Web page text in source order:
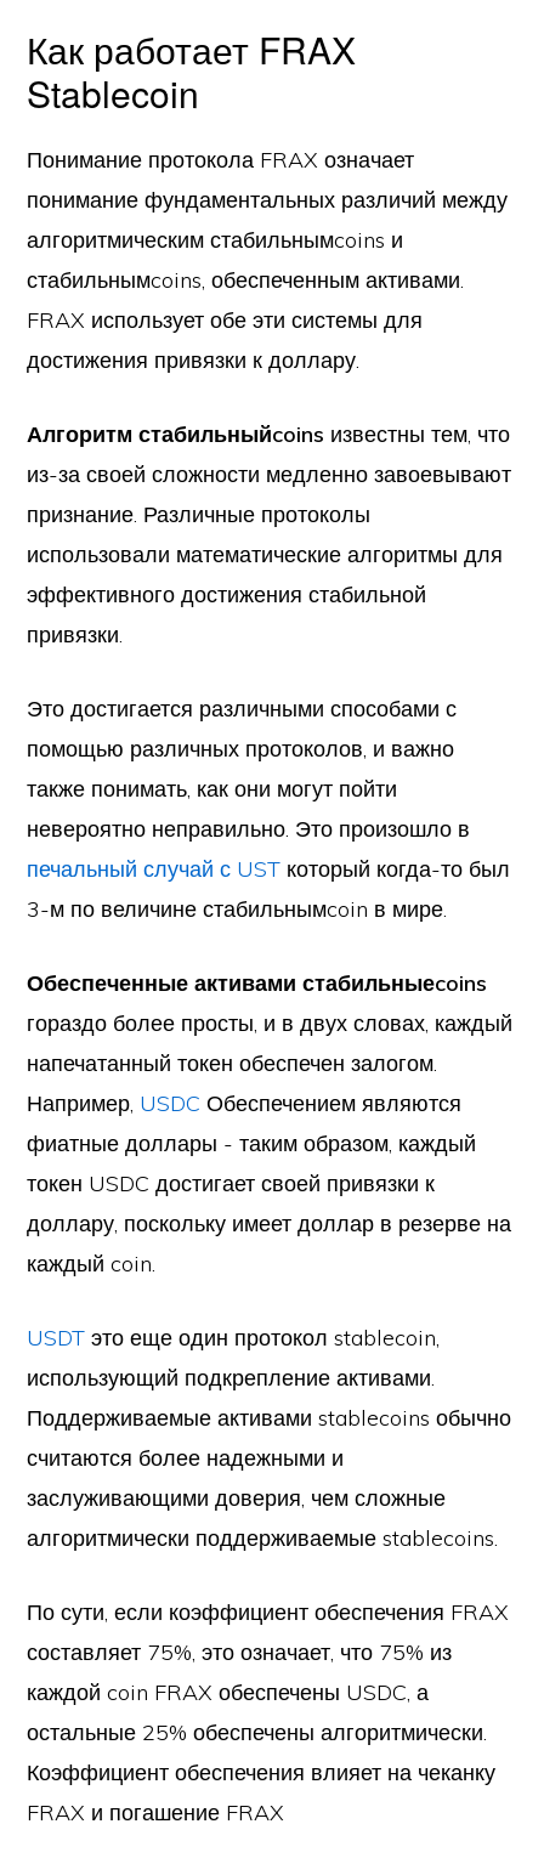
Как работает FRAX
Stablecoin
Понимание протокола FRAX означает
понимание фундаментальных различий между
алгоритмическим стабильнымcoins и
стабильнымcoins, обеспеченным активами.
FRAX использует обе эти системы для
достижения привязки к доллару.
Алгоритм стабильныйcoins известны тем, что
из-за своей сложности медленно завоевывают
признание. Различные протоколы
использовали математические алгоритмы для
эффективного достижения стабильной
привязки.
Это достигается различными способами с
помощью различных протоколов, и важно
также понимать, как они могут пойти
невероятно неправильно. Это произошло в
печальный случай с UST который когда-то был
3-м по величине стабильнымcoin в мире.
Обеспеченные активами стабильныеcoins
гораздо более просты, и в двух словах, каждый
напечатанный токен обеспечен залогом.
Например, USDC Обеспечением являются
фиатные доллары - таким образом, каждый
токен USDC достигает своей привязки к
доллару, поскольку имеет доллар в резерве на
каждый coin.
USDT это еще один протокол stablecoin,
использующий подкрепление активами.
Поддерживаемые активами stablecoins обычно
считаются более надежными и
заслуживающими доверия, чем сложные
алгоритмически поддерживаемые stablecoins.
По сути, если коэффициент обеспечения FRAX
составляет 75%, это означает, что 75% из
каждой coin FRAX обеспечены USDC, а
остальные 25% обеспечены алгоритмически.
Коэффициент обеспечения влияет на чеканку
FRAX и погашение FRAX